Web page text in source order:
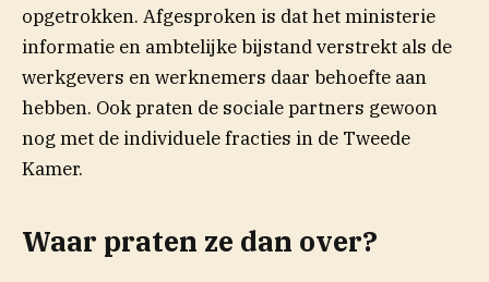
opgetrokken. Afgesproken is dat het ministerie
informatie en ambtelijke bijstand verstrekt als de
werkgevers en werknemers daar behoefte aan
hebben. Ook praten de sociale partners gewoon
nog met de individuele fracties in de Tweede
Kamer.
Waar praten ze dan over?